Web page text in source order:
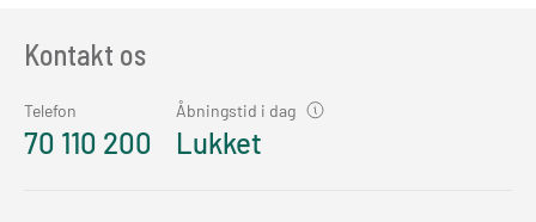
Kontakt os
Telefon
70 110 200
Åbningstid i dag
Lukket